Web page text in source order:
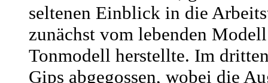
seltenen Einblick in die
zunächst vom lebenden
Tonmodell herstellte. Im
Gips abgegossen, wobei die